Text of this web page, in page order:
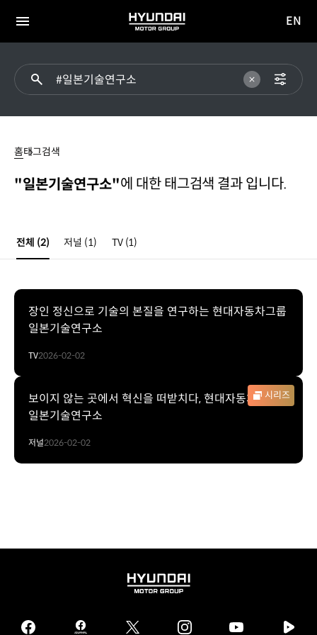
전체
HYUNDAI
MOTOR
이동
EN
홈태그검색
"일본기술연구소"에 대한 태그검색 결과 입니다.
전체 (2) 저널 (1) TV (1)
장인 정신으로 기술의 본질을 연구하는 현대자동차그룹
일본기술연구소
TV2026-02-02
시리즈
보이지 않는 곳에서 혁신을 떠받치다, 현대자동차그룹
일본기술연구소
저널2026-02-02
HYUNDAI
GROUP